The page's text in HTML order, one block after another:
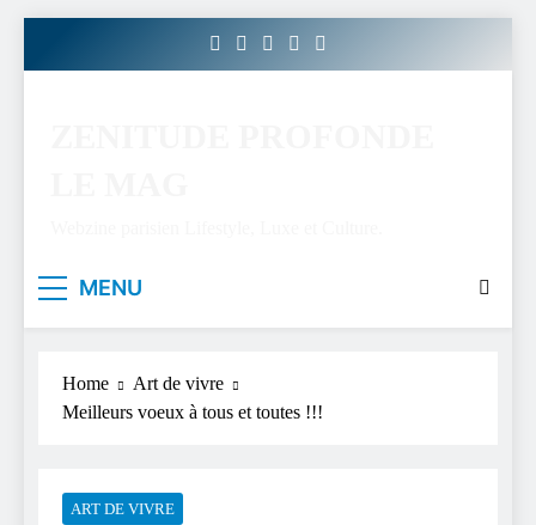
MENU
Home
Art de vivre
Meilleurs voeux à tous et toutes !!!
ART DE VIVRE